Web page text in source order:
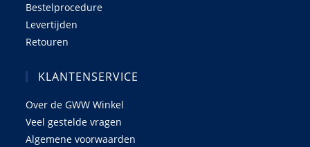
Bestelprocedure
Levertijden
Retouren
KLANTENSERVICE
Over de GWW Winkel
Veel gestelde vragen
Algemene voorwaarden